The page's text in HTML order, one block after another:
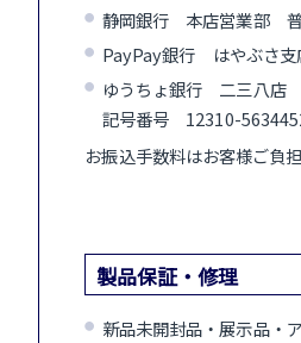
静岡銀行 本店営業部 普
PayPay銀行 はやぶさ
ゆうちょ銀行 二三八店
記号番号 12310-
お振込手数料はお客様ご負
製品保証・修理
新品未開封品・展示品・